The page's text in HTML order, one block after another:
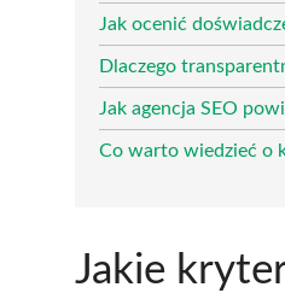
Jak ocenić
Dlaczego
Jak agencja SEO
Co warto wiedzieć o
Jakie